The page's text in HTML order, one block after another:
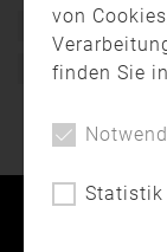
Feuerwehrverein
Jubiläum
von
finden Sie
Statistik